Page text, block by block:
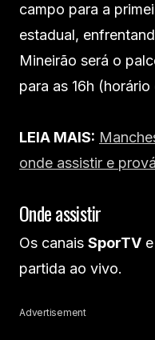
campo para a
estadual,
Mineirão será o
para as 16h (horário
LEIA MAIS:
onde assistir e
Onde assistir
Os canais SporTV e
partida ao vivo.
Advertisement